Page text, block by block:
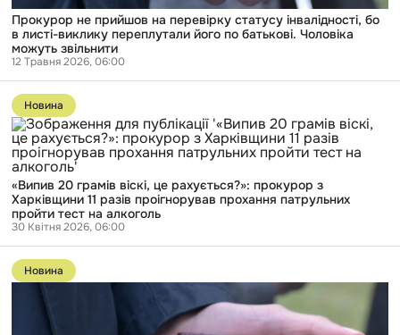
батькові.
Чоловіка
можуть
звільнити
Прокурор не прийшов на перевірку статусу інвалідності, бо
в листі-виклику переплутали його по батькові. Чоловіка
можуть звільнити
12 Травня 2026, 06:00
Перейти
до
публікації
«Випив
20
грамів
віскі,
це
рахується?»:
прокурор
Харківщини
разів
проігнорував
прохання
патрульних
Новина
«Випив 20 грамів віскі, це рахується?»: прокурор з
Харківщини 11 разів проігнорував прохання патрульних
пройти тест на алкоголь
30 Квітня 2026, 06:00
Перейти
до
публікації
Військовий
прокурор
влаштував
Новина